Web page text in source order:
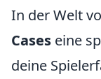
In der Welt
Cases eine
deine